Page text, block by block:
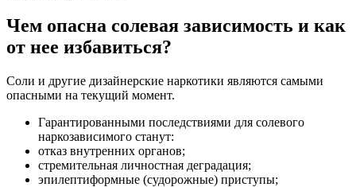
Чем опасна солевая зависимость и как
от нее избавиться?
Соли и другие дизайнерские наркотики являются самыми
опасными на текущий момент.
Гарантированными последствиями для солевого
наркозависимого станут:
отказ внутренних органов;
стремительная личностная деградация;
эпилептиформные (судорожные) приступы;